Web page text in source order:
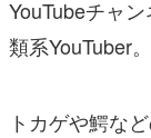
YouTubeチャ
類系YouTuber。
トカゲや鰐な